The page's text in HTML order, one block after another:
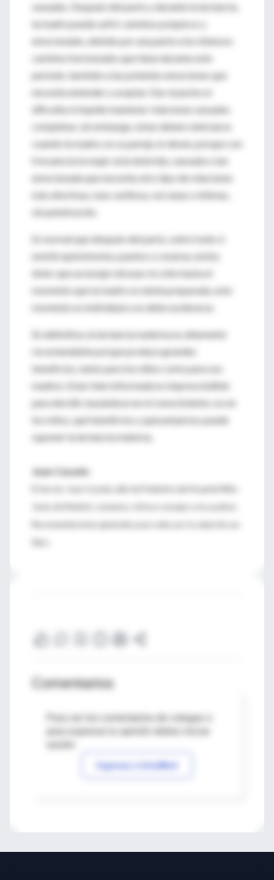
sexuales. Después del parto y durante la lactancia,
la madre puede sufrir cambios psíquicos y
emocionales, debido por una parte a los intensos
cambios hormonales que tiene durante este
periodo, también a las potentes emociones que
necesita entender y aceptar. Dar el pecho ni
dificulta ni impide mantener relaciones sexuales
completas; sin embargo, éstas deben reiniciarse
cuando la madre, no su pareja, lo desee, porque con
frecuencia la mujer está dolorida, cansada o tan
emocionada que necesita otro tipo de relaciones
más afectivas, mas cariñosa, cercanas o íntimas,
sin penetración.
Es normal que después del parto, sobre todo si
existió episiotomía y puntos o cesárea, exista
dolor que aconseje retrasar el coito hasta el
momento que la madre se sienta preparada, este
momento es individual y no debe acelerarse.
En definitiva, la lactancia materna es altamente
recomendable porque produce grandes
beneficios, tanto para los niños como para sus
madres. Estar bien informada es imprescindible
para decidir, basándose en el conocimiento, no en
los mitos, qué beneficios y qué perjuicios puede
suponer la lactancia materna.
Juan Casado
Comentarios
Para ver los comentarios de colegas o
Ingresar a IntraMed